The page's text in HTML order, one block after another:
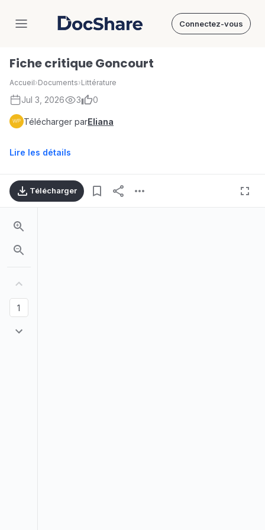
DocShare Connectez-vous
Fiche critique Goncourt
Accueil›Documents›Littérature
Jul 3, 2026 3 0
Télécharger parEliana
Lire les détails
Télécharger